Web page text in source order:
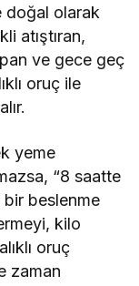
doğal olarak
atıştıran,
ve gece geç
oruç ile
yeme
“8 saatte
bir beslenme
kilo
oruç
zaman